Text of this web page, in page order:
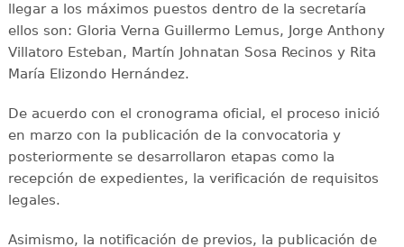
llegar a los máximos puestos dentro de la secretaría
ellos son: Gloria Verna Guillermo Lemus, Jorge Anthony
Villatoro Esteban, Martín Johnatan Sosa Recinos y Rita
María Elizondo Hernández.
De acuerdo con el cronograma oficial, el proceso inició
en marzo con la publicación de la convocatoria y
posteriormente se desarrollaron etapas como la
recepción de expedientes, la verificación de requisitos
legales.
Asimismo, la notificación de previos, la publicación de